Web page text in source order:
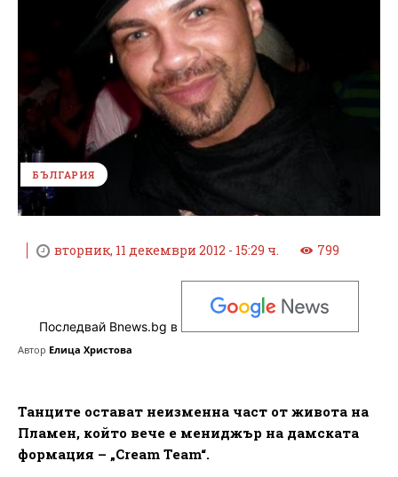
БЪЛГАРИЯ
вторник, 11 декември 2012 - 15:29 ч. 799
Последвай Bnews.bg в
Автор Елица Христова
Танците остават неизменна част от живота на
Пламен, който вече е мениджър на дамската
формация – „Cream Team“.